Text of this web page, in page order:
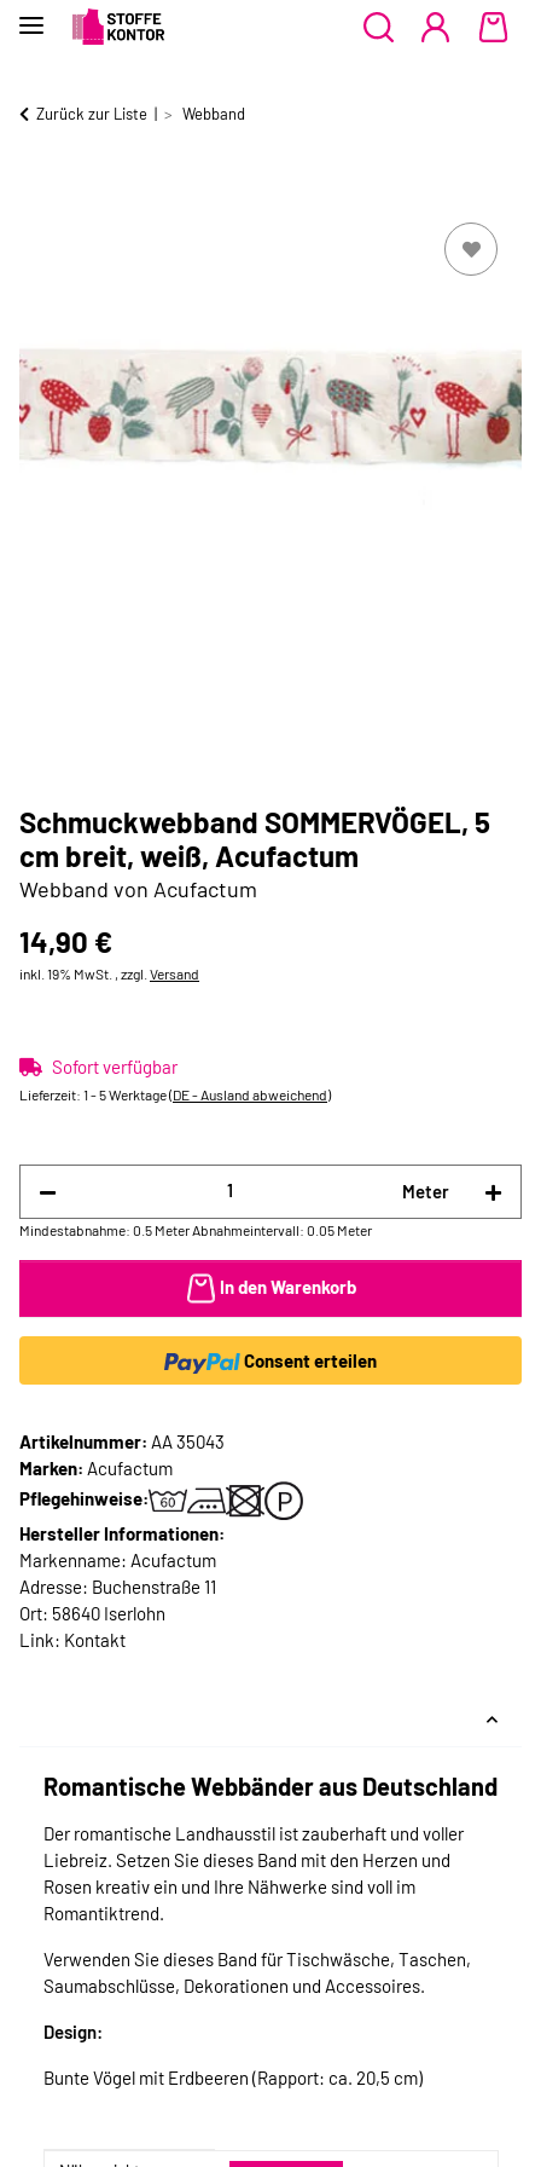
Zurück zur Liste Webband
Schmuckwebband SOMMERVÖGEL, 5
cm breit, weiß, Acufactum
Webband von Acufactum
14,90 €
inkl. 19% MwSt. , zzgl. Versand
Sofort verfügbar
Lieferzeit: 1 - 5 Werktage(DE - Ausland abweichend)
Meter
Mindestabnahme: 0.5 Meter Abnahmeintervall: 0.05 Meter
In den Warenkorb
Consent erteilen
Artikelnummer: AA 35043
Marken: Acufactum
Pflegehinweise:
Hersteller Informationen:
Markenname: Acufactum
Adresse: Buchenstraße 11
Ort: 58640 Iserlohn
Link: Kontakt
Romantische Webbänder aus Deutschland
Der romantische Landhausstil ist zauberhaft und voller
Liebreiz. Setzen Sie dieses Band mit den Herzen und
Rosen kreativ ein und Ihre Nähwerke sind voll im
Romantiktrend.
Verwenden Sie dieses Band für Tischwäsche, Taschen,
Saumabschlüsse, Dekorationen und Accessoires.
Design:
Bunte Vögel mit Erdbeeren (Rapport: ca. 20,5 cm)